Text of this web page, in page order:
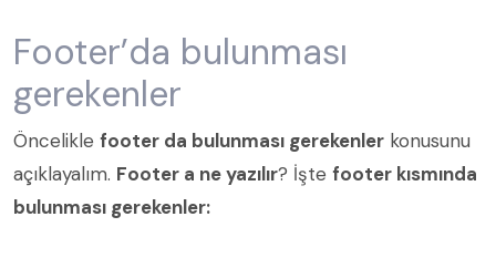
Footer’da bulunması
gerekenler
Öncelikle footer da bulunması gerekenler konusunu
açıklayalım. Footer a ne yazılır? İşte footer kısmında
bulunması gerekenler: